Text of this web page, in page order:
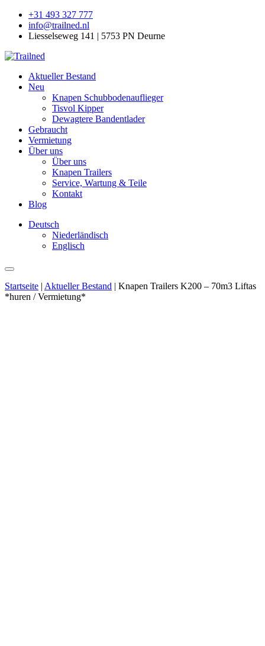
+31 493 327 777
info@trailned.nl
Liesselseweg 141 | 5753 PN Deurne
Aktueller Bestand
Neu
Knapen Schubbodenauflieger
Tisvol Kipper
Dewagtere Bandentlader
Gebraucht
Vermietung
Über uns
Über uns
Knapen Trailers
Service, Wartung & Teile
Kontakt
Blog
Deutsch
Niederländisch
Englisch
Startseite | Aktueller Bestand | Knapen Trailers K200 – 70m3 Liftas
*huren / Vermietung*